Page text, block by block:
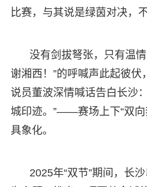
比赛，与其说是绿茵对决，不
没有剑拔弩张，只有温
谢湘西！”的呼喊声此起彼
说员董波深情喊话告白长沙
城印迹。”——赛场上下“双向
具象化。
2025年“双节”期间，长